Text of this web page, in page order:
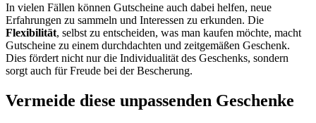
In vielen Fällen können Gutscheine auch dabei helfen, neue
Erfahrungen zu sammeln und Interessen zu erkunden. Die
Flexibilität, selbst zu entscheiden, was man kaufen möchte, macht
Gutscheine zu einem durchdachten und zeitgemäßen Geschenk.
Dies fördert nicht nur die Individualität des Geschenks, sondern
sorgt auch für Freude bei der Bescherung.
Vermeide diese unpassenden Geschenke